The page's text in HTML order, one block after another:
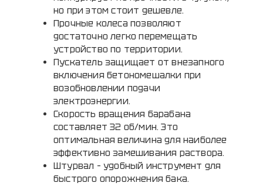
но при этом стоит дешевле.
Прочные колеса позволяют
достаточно легко перемещать
устройство по территории.
Пускатель защищает от внезапного
включения бетономешалки при
возобновлении подачи
электроэнергии.
Скорость вращения барабана
составляет 32 об/мин. Это
оптимальная величина для наиболее
эффективно замешивания раствора.
Штурвал – удобный инструмент для
быстрого опорожнения бака.